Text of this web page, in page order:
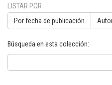
LISTAR POR
Por fecha de publicación
Búsqueda en esta colección: